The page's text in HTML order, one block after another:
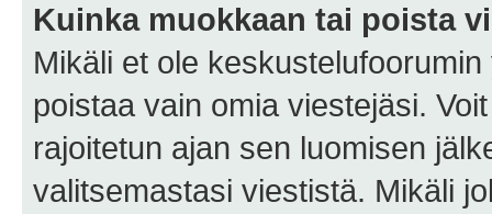
Kuinka muokkaan tai poista
Mikäli et ole
poistaa vain omia viestejäsi.
rajoitetun ajan sen luomisen
valitsemastasi viestistä. Mikäli